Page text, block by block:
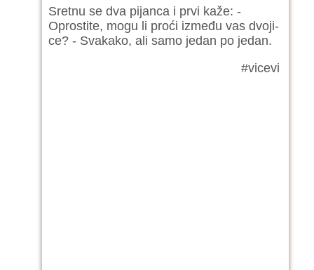
Sre­t­nu se dva pi­ja­n­ca i pr­vi ka­že: -
Opros­ti­te, mo­gu li pro­ći iz­me­đu vas dvo­ji­
ce? - Sva­ka­ko, ali sa­mo je­dan po je­dan.
#vicevi